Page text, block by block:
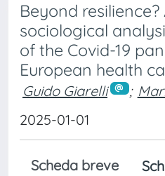
Beyond
sociological
of the Covid-19
European health
Guido Giarelli ;
2025-01-01
Scheda breve